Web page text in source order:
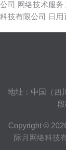
公司 网络技术服务
科技有限公司
日用
地址：中国（四
Copyright ©
际月网络科技